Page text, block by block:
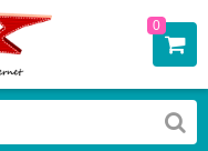
0